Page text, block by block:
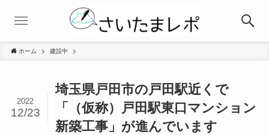
ホーム 建設中
埼玉県戸田市の戸田駅近くで
「（仮称）戸田駅東口マンション
新築工事」が進んでいます
2022
12/23